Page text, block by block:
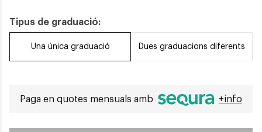
Tipus de graduació:
Una única graduació Dues graduacions diferents
Paga en quotes mensuals amb +info